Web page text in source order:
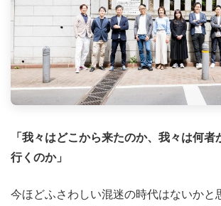
「我々はどこから来たのか、我々は何
行くのか」
今ほどふさわしい混迷の時代はないかと